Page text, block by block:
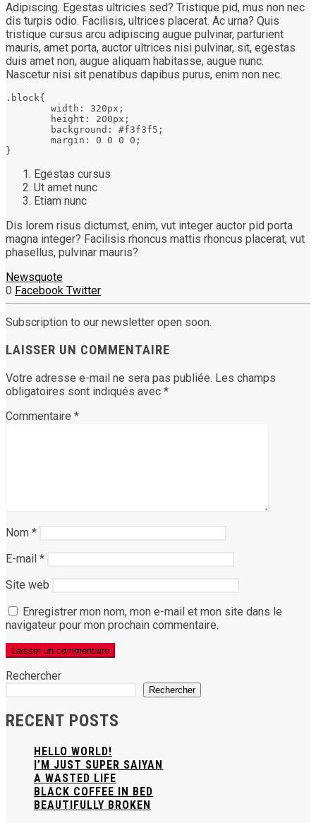
Adipiscing. Egestas ultricies sed? Tristique pid, mus non nec
dis turpis odio. Facilisis, ultrices placerat. Ac urna? Quis
tristique cursus arcu adipiscing augue pulvinar, parturient
mauris, amet porta, auctor ultrices nisi pulvinar, sit, egestas
duis amet non, augue aliquam habitasse, augue nunc.
Nascetur nisi sit penatibus dapibus purus, enim non nec.
.block{
}
Egestas cursus
Ut amet nunc
Etiam nunc
Dis lorem risus dictumst, enim, vut integer auctor pid porta
magna integer? Facilisis rhoncus mattis rhoncus placerat, vut
phasellus, pulvinar mauris?
Newsquote
0 Facebook Twitter
Subscription to our newsletter open soon.
LAISSER UN COMMENTAIRE
Votre adresse e-mail ne sera pas publiée. Les champs
obligatoires sont indiqués avec *
Commentaire *
Nom *
E-mail *
Site web
Enregistrer mon nom, mon e-mail et mon site dans le
navigateur pour mon prochain commentaire.
Rechercher
Rechercher
RECENT POSTS
HELLO WORLD!
I’M JUST SUPER SAIYAN
A WASTED LIFE
BLACK COFFEE IN BED
BEAUTIFULLY BROKEN